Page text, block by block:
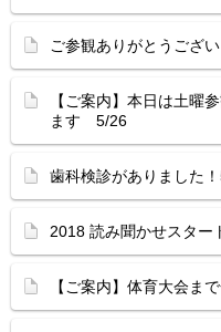
ご参観ありがとうござ
【ご案内】本日は土曜
ます 5/26
歯科検診がありました
2018 読み聞かせスタ
【ご案内】体育大会ま